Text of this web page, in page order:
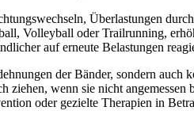
Überlastungen
Volleyball oder Trailrunning,
auf erneute Belastungen
der Bänder, sondern
wenn sie nicht
oder gezielte Therapien in